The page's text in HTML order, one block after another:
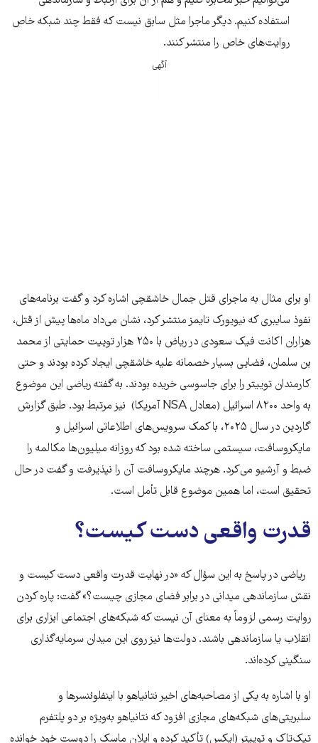
استفاده کنیم. دیگر ماجرا مثل سابق نیست که فقط چند شبکه خاص
روایت‌های خاص را منتشر کنند.
آگهی
او برای مثال به ماجرای قتل جمال خاشقچی اشاره کرد و گفت برنامه‌های
نفوذ سایبری که نیویورک تایمز منتشر کرد، نشان می‌داد ماه‌ها پیش از قتل،
هزاران اکانت فیک سعودی در ریاض با ۲۵۰ هزار توییت حمایتی از محمد
بن سلمان، فضایی بسیار خصمانه علیه خاشقچی ایجاد کرده بودند و حتی
کارمندان توییتر را برای جاسوسی خریده بودند. به گفته ریاضی این موضوع
به واحد ۸۲۰۰ اسرائیل (معادل NSA آمریکا) نیز مرتبط بود. طبق گزارش
گاردین در سال ۲۰۲۵، با کمک سرویس‌های اطلاعاتی اسرائیل و
مایکروسافت، سیستمی ساخته شده بود که روزانه میلیون‌ها مکالمه را
ضبط و آرشیو می‌کرد. هرچند مایکروسافت آن را نپذیرفت و گفت در حال
تحقیق است، اما همین موضوع قابل تأمل است.
قدرت واقعی دست کیست؟
ریاضی در پاسخ به این سؤال که «در نهایت قدرت واقعی دست کیست و
نقش سازماندهی میدانی در برابر فضای مجازی چیست؟» گفت: پاره کردن
روایت رسمی لزوماً به معنای آن نیست که شبکه‌های اجتماعی ابزاری برای
انقلاب یا سازماندهی باشند. دولت‌ها نیز روی این میدان سرمایه‌گذاری
سنگینی کرده‌اند.
او با اشاره به یکی از مصاحبه‌های اخیر نتانیاهو با اینفلوئنسرها و
سلبریتی‌های شبکه‌های مجازی افزود که نتانیاهو به‌ویژه بر دو پلتفرم
تیک‌تاک و توییتر (ایکس) تأکید کرده و ایلان ماسک را دوست خود خوانده